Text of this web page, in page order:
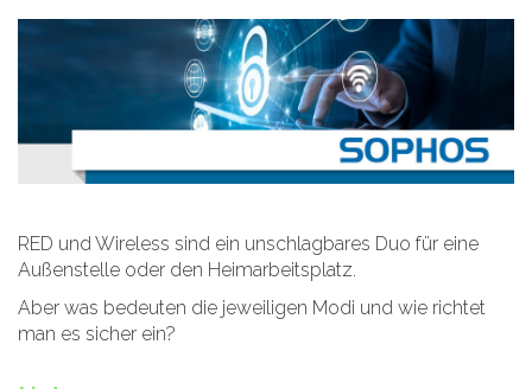
RED und Wireless sind ein unschlagbares Duo für eine
Außenstelle oder den Heimarbeitsplatz.
Aber was bedeuten die jeweiligen Modi und wie richtet
man es sicher ein?